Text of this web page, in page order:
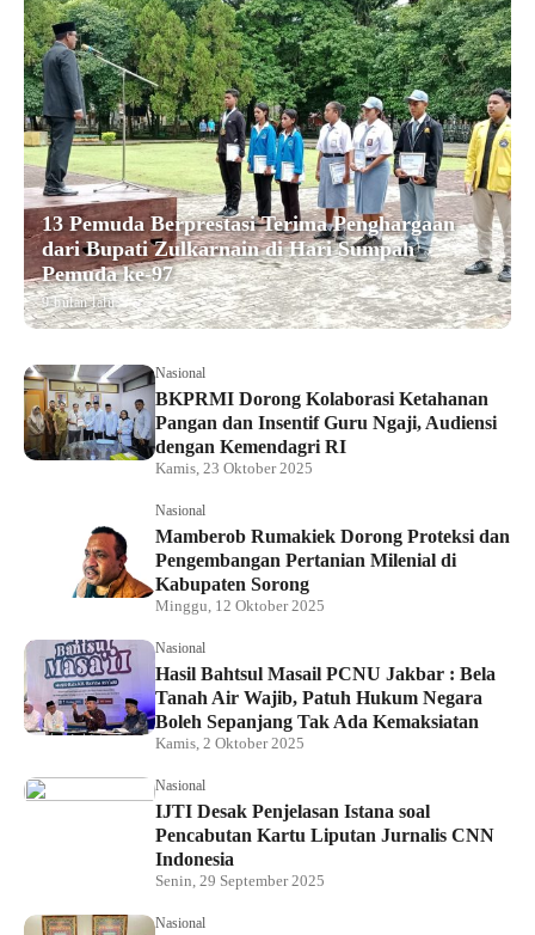
13 Pemuda Berprestasi Terima Penghargaan
dari Bupati Zulkarnain di Hari Sumpah
Pemuda ke-97
9 bulan lalu
Nasional
BKPRMI Dorong Kolaborasi Ketahanan
Pangan dan Insentif Guru Ngaji, Audiensi
dengan Kemendagri RI
Kamis, 23 Oktober 2025
Nasional
Mamberob Rumakiek Dorong Proteksi dan
Pengembangan Pertanian Milenial di
Kabupaten Sorong
Minggu, 12 Oktober 2025
Nasional
Hasil Bahtsul Masail PCNU Jakbar : Bela
Tanah Air Wajib, Patuh Hukum Negara
Boleh Sepanjang Tak Ada Kemaksiatan
Kamis, 2 Oktober 2025
Nasional
IJTI Desak Penjelasan Istana soal
Pencabutan Kartu Liputan Jurnalis CNN
Indonesia
Senin, 29 September 2025
Nasional